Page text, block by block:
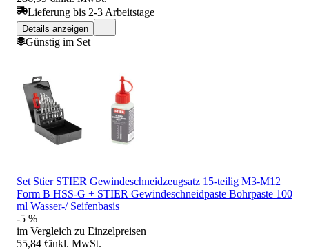
Lieferung bis 2-3 Arbeitstage
Details anzeigen
Günstig im Set
Set Stier STIER Gewindeschneidzeugsatz 15-teilig M3-M12
Form B HSS-G + STIER Gewindeschneidpaste Bohrpaste 100
ml Wasser-/ Seifenbasis
-5 %
im Vergleich zu Einzelpreisen
55,84 €inkl. MwSt.